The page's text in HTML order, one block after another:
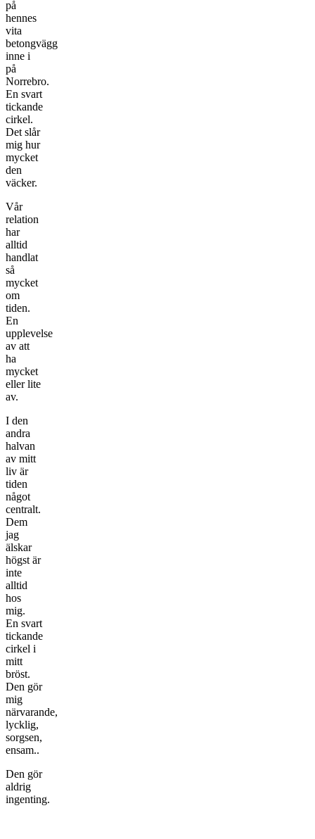
på
hennes
vita
betongvägg
inne i
på
Norrebro.
En svart
tickande
cirkel.
Det slår
mig hur
mycket
den
väcker.
Vår
relation
har
alltid
handlat
så
mycket
om
tiden.
En
upplevelse
av att
ha
mycket
eller lite
av.
I den
andra
halvan
av mitt
liv är
tiden
något
centralt.
Dem
jag
älskar
högst är
inte
alltid
hos
mig.
En svart
tickande
cirkel i
mitt
bröst.
Den gör
mig
närvarande,
lycklig,
sorgsen,
ensam..
Den gör
aldrig
ingenting.